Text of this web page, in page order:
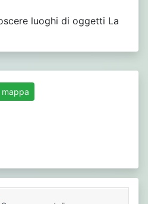
luoghi di oggetti La
mappa